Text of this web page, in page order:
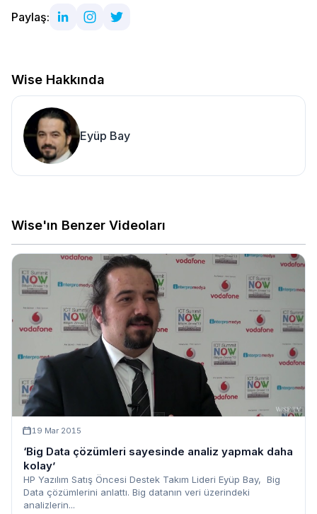
Paylaş:
Wise Hakkında
Eyüp Bay
Wise'ın Benzer Videoları
19 Mar 2015
‘Big Data çözümleri sayesinde analiz yapmak daha
kolay’
HP Yazılım Satış Öncesi Destek Takım Lideri Eyüp Bay, Big
Data çözümlerini anlattı. Big datanın veri üzerindeki
analizlerin...